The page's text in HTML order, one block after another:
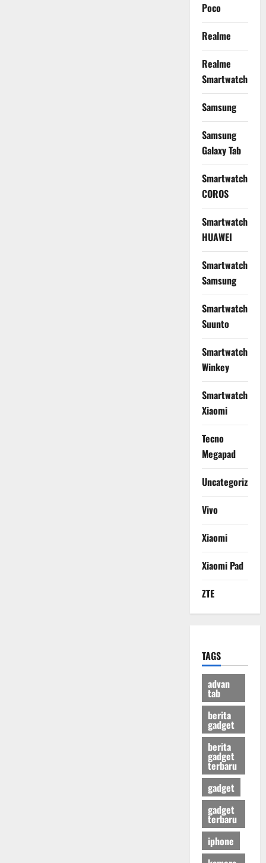
Poco
Realme
Realme
Smartwatch
Samsung
Samsung
Galaxy Tab
Smartwatch
COROS
Smartwatch
HUAWEI
Smartwatch
Samsung
Smartwatch
Suunto
Smartwatch
Winkey
Smartwatch
Xiaomi
Tecno
Megapad
Uncategorized
Vivo
Xiaomi
Xiaomi Pad
ZTE
TAGS
advan
tab
berita
gadget
berita
gadget
terbaru
gadget
gadget
terbaru
iphone